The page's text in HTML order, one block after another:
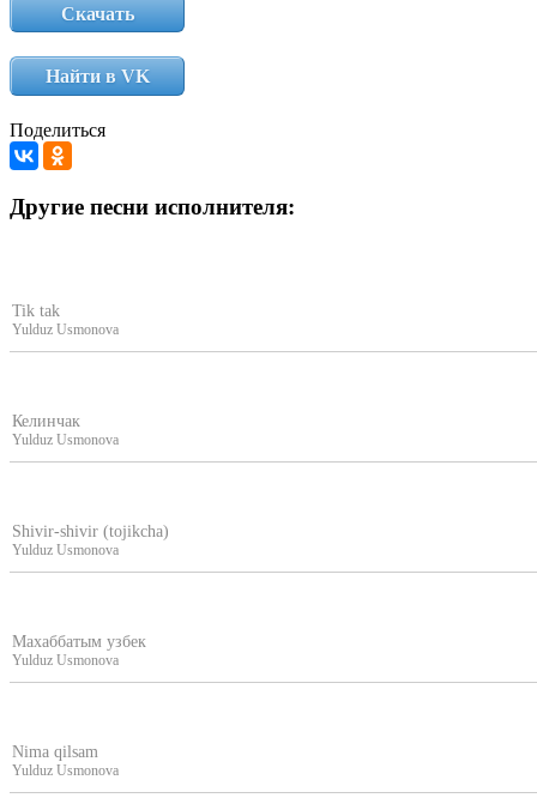
Скачать
Найти в VK
Поделиться
Другие песни исполнителя:
Tik tak
Yulduz Usmonova
Келинчак
Yulduz Usmonova
Shivir-shivir (tojikcha)
Yulduz Usmonova
Махаббатым узбек
Yulduz Usmonova
Nima qilsam
Yulduz Usmonova